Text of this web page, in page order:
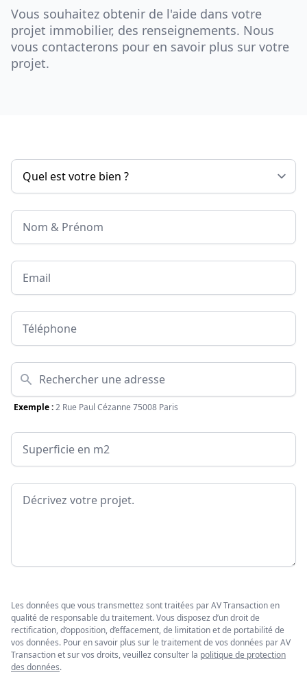
Vous souhaitez obtenir de l'aide dans votre
projet immobilier, des renseignements. Nous
vous contacterons pour en savoir plus sur votre
projet.
Nom & Prénom
Email
Téléphone
Adresse
Exemple :2 Rue Paul Cézanne 75008 Paris
Surface
Message
Les données que vous transmettez sont traitées par AV Transaction en
qualité de responsable du traitement. Vous disposez d’un droit de
rectification, d’opposition, d’effacement, de limitation et de portabilité de
vos données. Pour en savoir plus sur le traitement de vos données par AV
Transaction et sur vos droits, veuillez consulter la politique de protection
des données.